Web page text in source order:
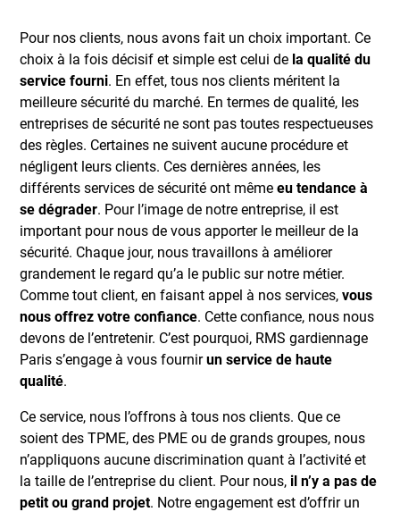
Pour nos clients, nous avons fait un choix important. Ce
choix à la fois décisif et simple est celui de la qualité du
service fourni. En effet, tous nos clients méritent la
meilleure sécurité du marché. En termes de qualité, les
entreprises de sécurité ne sont pas toutes respectueuses
des règles. Certaines ne suivent aucune procédure et
négligent leurs clients. Ces dernières années, les
différents services de sécurité ont mêmeeu tendance à
se dégrader. Pour l’image de notre entreprise, il est
important pour nous de vous apporter le meilleur de la
sécurité. Chaque jour, nous travaillons à améliorer
grandement le regard qu’a le public sur notre métier.
Comme tout client, en faisant appel à nos services,vous
nous offrez votre confiance. Cette confiance, nous nous
devons de l’entretenir. C’est pourquoi, RMS gardiennage
Paris s’engage à vous fournirun service de haute
qualité.
Ce service, nous l’offrons à tous nos clients. Que ce
soient des TPME, des PME ou de grands groupes, nous
n’appliquons aucune discrimination quant à l’activité et
la taille de l’entreprise du client. Pour nous, il n’y a pas de
petit ou grand projet. Notre engagement est d’offrir un